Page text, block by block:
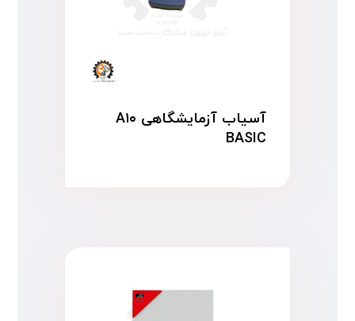
آسیاب آزمایشگاهی A۱۰
BASIC